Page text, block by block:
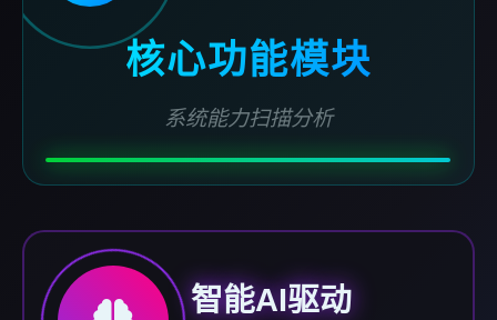
核心功能模块
系统能力扫描分析
智能AI驱动